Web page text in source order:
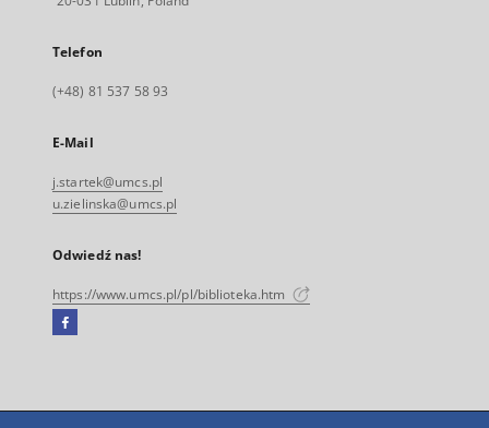
Telefon
(+48) 81 537 58 93
E-Mail
j.startek@umcs.pl
u.zielinska@umcs.pl
Odwiedź nas!
https://www.umcs.pl/pl/biblioteka.htm
Facebook
się